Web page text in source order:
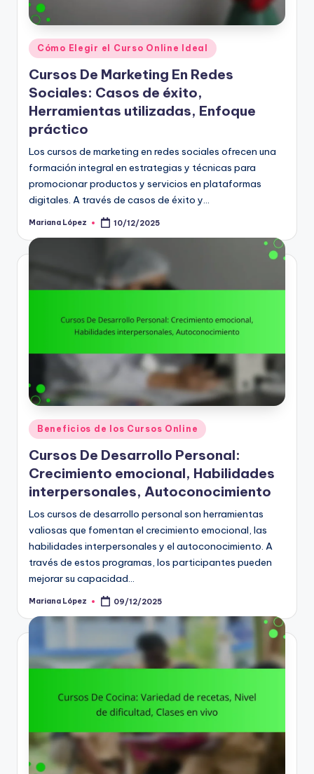
Posted
in
Cómo Elegir el Curso Online Ideal
Cursos De Marketing En Redes
Sociales: Casos de éxito,
Herramientas utilizadas, Enfoque
práctico
Los cursos de marketing en redes sociales ofrecen una
formación integral en estrategias y técnicas para
promocionar productos y servicios en plataformas
digitales. A través de casos de éxito y…
Posted
Mariana López 10/12/2025
Posted
in
Beneficios de los Cursos Online
Cursos De Desarrollo Personal:
Crecimiento emocional, Habilidades
interpersonales, Autoconocimiento
Los cursos de desarrollo personal son herramientas
valiosas que fomentan el crecimiento emocional, las
habilidades interpersonales y el autoconocimiento. A
través de estos programas, los participantes pueden
mejorar su capacidad…
Posted
Mariana López 09/12/2025